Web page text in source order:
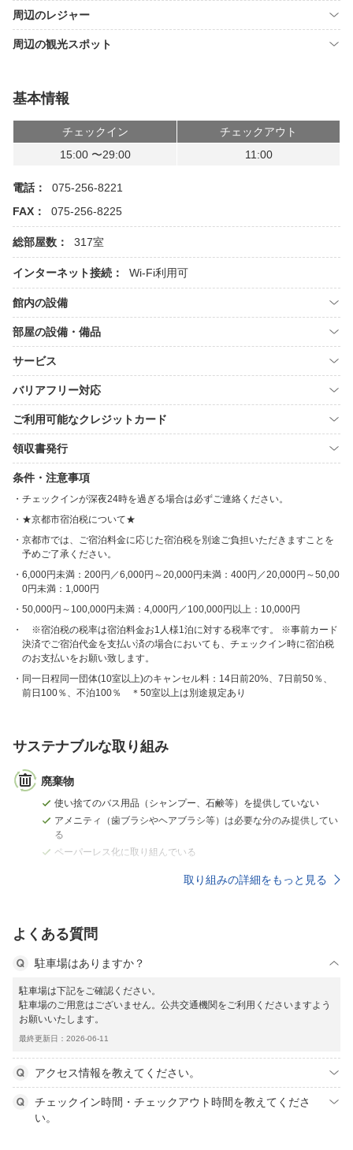
周辺のレジャー
周辺の観光スポット
基本情報
チェックイン
チェックアウト
15:00 〜29:00
11:00
電話：
075-256-8221
FAX：
075-256-8225
総部屋数： 317室
インターネット接続： Wi-Fi利用可
館内の設備
部屋の設備・備品
サービス
バリアフリー対応
ご利用可能なクレジットカード
領収書発行
条件・注意事項
チェックインが深夜24時を過ぎる場合は必ずご連絡ください。
★京都市宿泊税について★
京都市では、ご宿泊料金に応じた宿泊税を別途ご負担いただきますことを
予めご了承ください。
6,000円未満：200円／6,000円～20,000円未満：400円／20,000円～50,00
0円未満：1,000円
50,000円～100,000円未満：4,000円／100,000円以上：10,000円
※宿泊税の税率は宿泊料金お1人様1泊に対する税率です。 ※事前カード
決済でご宿泊代金を支払い済の場合においても、チェックイン時に宿泊税
のお支払いをお願い致します。
同一日程同一団体(10室以上)のキャンセル料：14日前20%、7日前50％、
前日100％、不泊100％ ＊50室以上は別途規定あり
サステナブルな取り組み
廃棄物
使い捨てのバス用品（シャンプー、石鹸等）を提供していない
アメニティ（歯ブラシやヘアブラシ等）は必要な分のみ提供してい
る
ペーパーレス化に取り組んでいる
取り組みの詳細をもっと見る
よくある質問
駐車場はありますか？
駐車場は下記をご確認ください。
駐車場のご用意はございません。公共交通機関をご利用くださいますよう
お願いいたします。
最終更新日：2026-06-11
アクセス情報を教えてください。
チェックイン時間・チェックアウト時間を教えてくださ
い。